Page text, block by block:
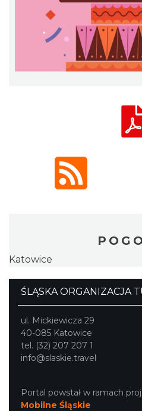
Katowice
ŚLĄSKA ORGANIZACJA
ul. Mickiewicza 29
40-085 Katowice
tel. (32) 207 207 1
info@slaskie.travel
Portal powstał w ramach
Mobilne Śląskie